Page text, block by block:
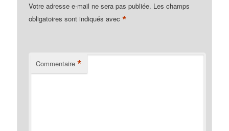
Votre adresse e-mail ne sera pas publiée. Les champs
obligatoires sont indiqués avec*
Commentaire *